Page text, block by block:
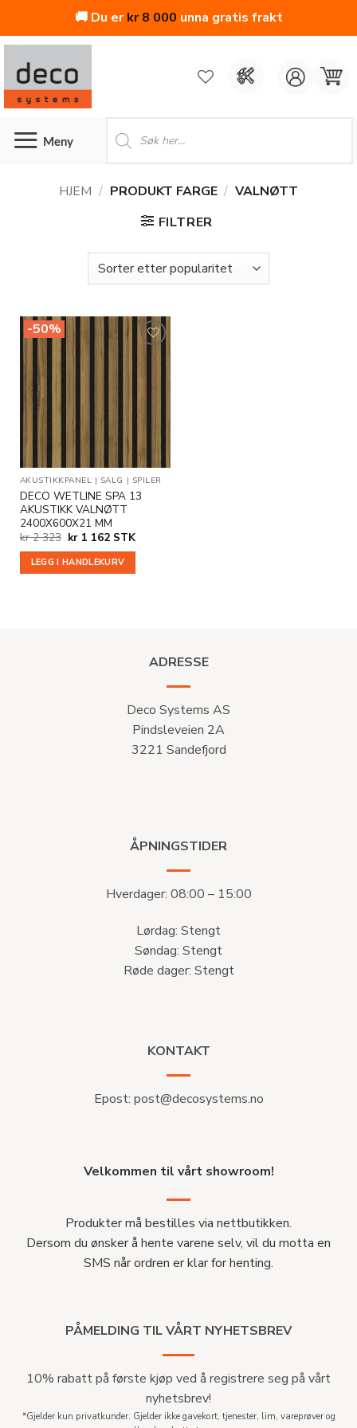
🚚 Du erkr8 000 unna gratis frakt
Skip
content
search
HJEM / PRODUKT FARGE / VALNØTT
FILTRER
-50%
AKUSTIKKPANEL | SALG | SPILER
DECO WETLINE SPA 13
AKUSTIKK VALNØTT
2400X600X21 MM
kr2 323 Opprinnelig
var:
kr 2
323.
kr1 162Nåværende
er:
kr 1
162.
STK
LEGG I HANDLEKURV
ADRESSE
Deco Systems AS
Pindsleveien 2A
3221 Sandefjord
ÅPNINGSTIDER
Hverdager: 08:00 – 15:00
Lørdag: Stengt
Søndag: Stengt
Røde dager: Stengt
KONTAKT
Epost: post@decosystems.no
Velkommen til vårt showroom!
Produkter må bestilles via nettbutikken.
Dersom du ønsker å hente varene selv, vil du motta en
SMS når ordren er klar for henting.
PÅMELDING TIL VÅRT NYHETSBREV
10% rabatt på første kjøp ved å registrere seg på vårt
nyhetsbrev!
*Gjelder kun privatkunder. Gjelder ikke gavekort, tjenester, lim, vareprøver og